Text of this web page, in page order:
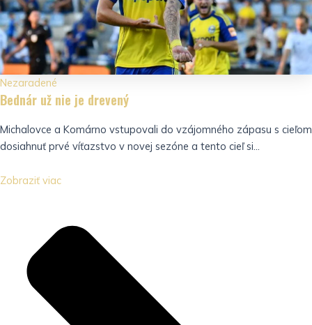
Nezaradené
Bednár už nie je drevený
Michalovce a Komárno vstupovali do vzájomného zápasu s cieľom
dosiahnuť prvé víťazstvo v novej sezóne a tento cieľ si...
Zobraziť viac